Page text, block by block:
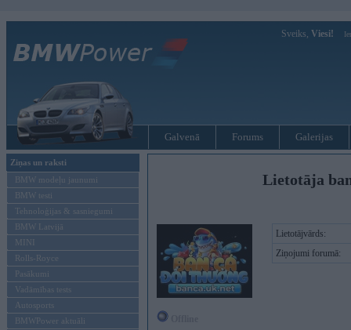
Sveiks, Viesi!
Galvenā Forums Galerijas
Ziņas un raksti
BMW modeļu jaunumi
BMW testi
Tehnoloģijas & sasniegumi
BMW Latvijā
MINI
Rolls-Royce
Pasākumi
Vadāmības tests
Autosports
BMWPower aktuāli
Lietotāja
Lietotājvārds:
Ziņojumi forumā: